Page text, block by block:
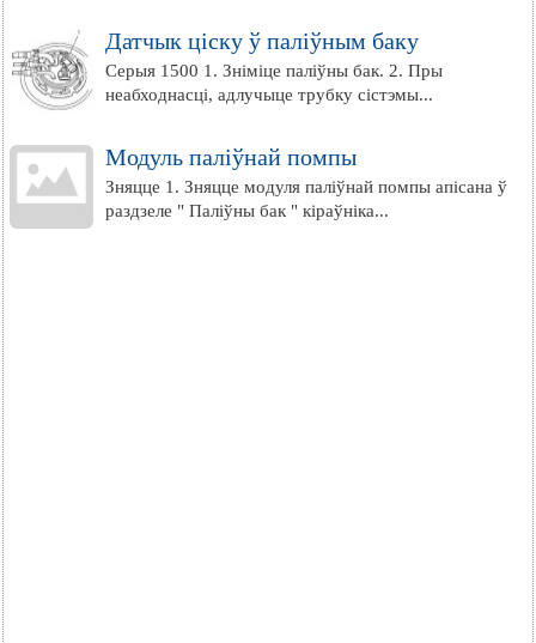
Датчык ціску ў паліўным баку
Серыя 1500 1. Зніміце паліўны бак. 2. Пры
неабходнасці, адлучыце трубку сістэмы...
Модуль паліўнай помпы
Зняцце 1. Зняцце модуля паліўнай помпы апісана ў
раздзеле " Паліўны бак " кіраўніка...